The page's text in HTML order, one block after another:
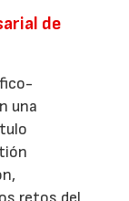
de
una